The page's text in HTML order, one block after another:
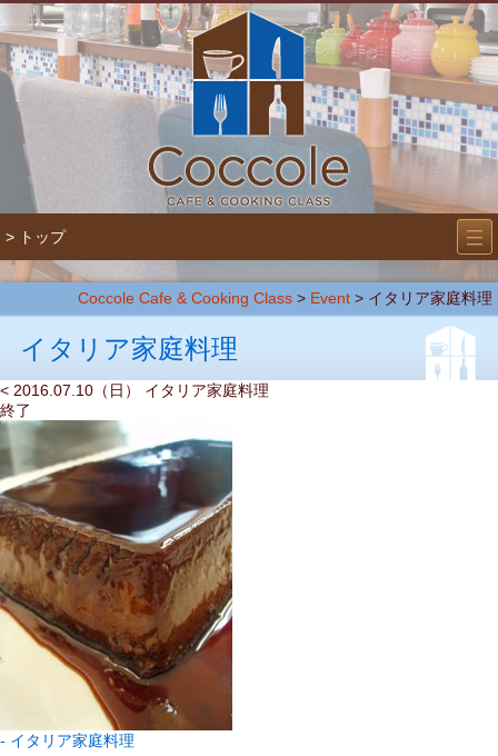
> トップ ―
―
―
Coccole Cafe & Cooking Class > Event > イタリア家庭料理
イタリア家庭料理
< 2016.07.10（日） イタリア家庭料理
終了
イタリア家庭料理